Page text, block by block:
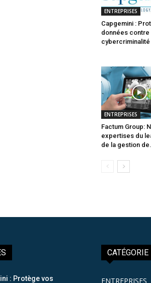
ENTREPRISES
Capgemini :
données contre
cybercriminalité
ENTREPRISES
Factum Group:
expertises du
de la gestion
: Protège vos ENTREPRISES